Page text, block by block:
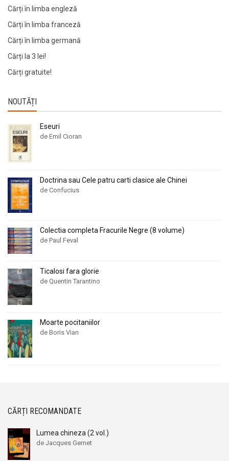
Cărți în limba engleză
Cărți în limba franceză
Cărți în limba germană
Cărți la 3 lei!
Cărți gratuite!
NOUTĂȚI
Eseuri
de Emil Cioran
Doctrina sau Cele patru carti clasice ale Chinei
de Confucius
Colectia completa Fracurile Negre (8 volume)
de Paul Feval
Ticalosi fara glorie
de Quentin Tarantino
Moarte pocitaniilor
de Boris Vian
CĂRȚI RECOMANDATE
Lumea chineza (2 vol.)
de Jacques Gernet